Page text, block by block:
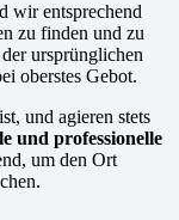
wir entsprechend
zu finden und zu
ursprünglichen
oberstes Gebot.
und agieren stets
und professionelle
um den Ort